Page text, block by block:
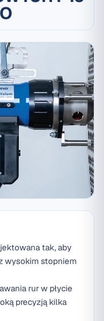
tak, aby
wysokim stopniem
rur w płycie
precyzją kilka